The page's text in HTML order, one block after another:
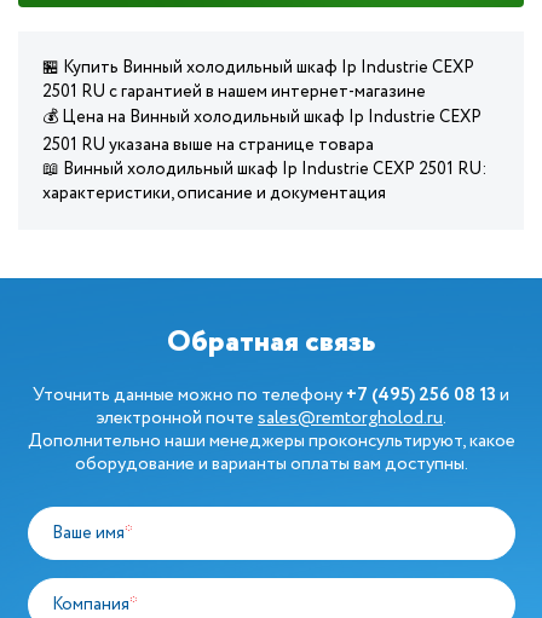
🏪 Купить Винный холодильный шкаф Ip Industrie CEXP
2501 RU с гарантией в нашем интернет-магазине
💰 Цена на Винный холодильный шкаф Ip Industrie CEXP
2501 RU указана выше на странице товара
📖 Винный холодильный шкаф Ip Industrie CEXP 2501 RU:
характеристики, описание и документация
Обратная связь
Уточнить данные можно по телефону+7 (495) 256 08 13и
электронной почтеsales@remtorgholod.ru.
Дополнительно наши менеджеры проконсультируют, какое
оборудование и варианты оплаты вам доступны.
Ваше имя*
Компания*